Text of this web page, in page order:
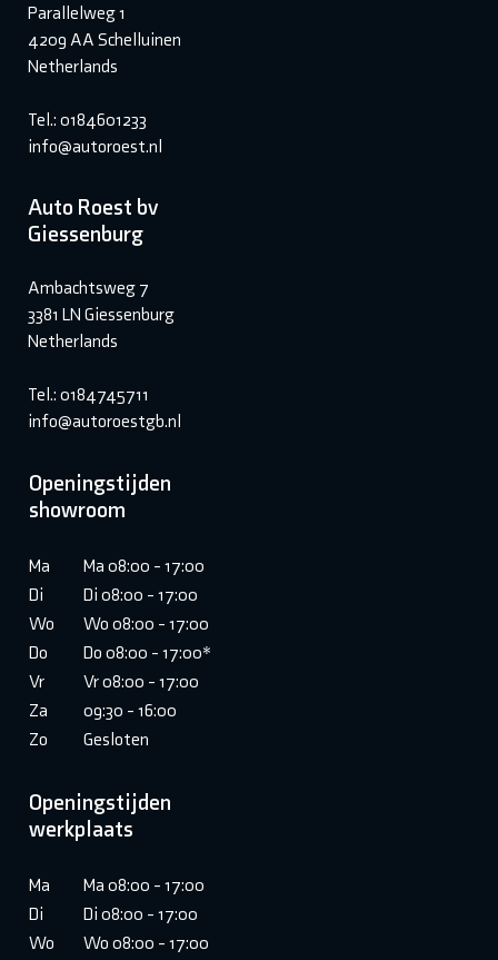
Parallelweg 1
4209 AA Schelluinen
Netherlands
Tel.: 0184601233
info@autoroest.nl
Auto Roest bv
Giessenburg
Ambachtsweg 7
3381 LN Giessenburg
Netherlands
Tel.: 0184745711
info@autoroestgb.nl
Openingstijden
showroom
Ma
Ma 08:00 - 17:00
Di
Di 08:00 - 17:00
Wo
Wo 08:00 - 17:00
Do
Do 08:00 - 17:00*
Vr
Vr 08:00 - 17:00
Za
09:30 - 16:00
Zo
Gesloten
Openingstijden
werkplaats
Ma
Ma 08:00 - 17:00
Di
Di 08:00 - 17:00
Wo
Wo 08:00 - 17:00